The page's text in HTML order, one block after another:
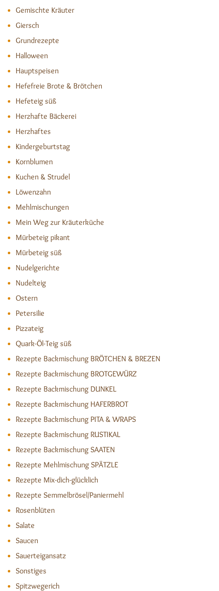
Gemischte Kräuter
Giersch
Grundrezepte
Halloween
Hauptspeisen
Hefefreie Brote & Brötchen
Hefeteig süß
Herzhafte Bäckerei
Herzhaftes
Kindergeburtstag
Kornblumen
Kuchen & Strudel
Löwenzahn
Mehlmischungen
Mein Weg zur Kräuterküche
Mürbeteig pikant
Mürbeteig süß
Nudelgerichte
Nudelteig
Ostern
Petersilie
Pizzateig
Quark-Öl-Teig süß
Rezepte Backmischung BRÖTCHEN & BREZEN
Rezepte Backmischung BROTGEWÜRZ
Rezepte Backmischung DUNKEL
Rezepte Backmischung HAFERBROT
Rezepte Backmischung PITA & WRAPS
Rezepte Backmischung RUSTIKAL
Rezepte Backmischung SAATEN
Rezepte Mehlmischung SPÄTZLE
Rezepte Mix-dich-glücklich
Rezepte Semmelbrösel/Paniermehl
Rosenblüten
Salate
Saucen
Sauerteigansatz
Sonstiges
Spitzwegerich